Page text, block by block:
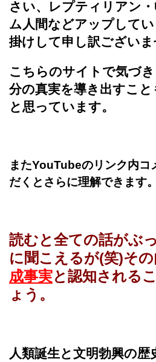
さい、レプティリアン
ム人間などアップして
掛けして申し訳ござい
こちらのサイトで気づ
分の真実を導き出すこ
と思っています。
またYouTubeのリンク内コ
だくとさらに理解できます。
読むと全ての話がぶ
に聞こえるが(笑)そ
成事実と認知される
ょう。
人類誕生と文明勃興の歴